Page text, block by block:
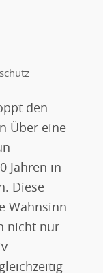
den
Über eine
Jahren in
Diese
Wahnsinn
nicht nur